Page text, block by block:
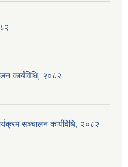
कार्यविधि, २०८२
सञ्‍चालन कार्यविधि, २०८२